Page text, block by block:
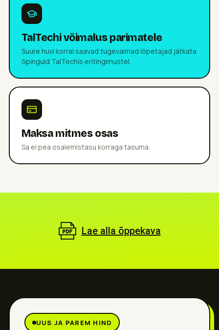
TalTechi võimalus parimatele
Suure huvi korral saavad tugevaimad lõpetajad jätkata
õpinguid TalTechis eritingimustel.
Maksa mitmes osas
Sa ei pea osalemistasu korraga tasuma.
Lae alla õppekava
UUS JA PAREM HIND